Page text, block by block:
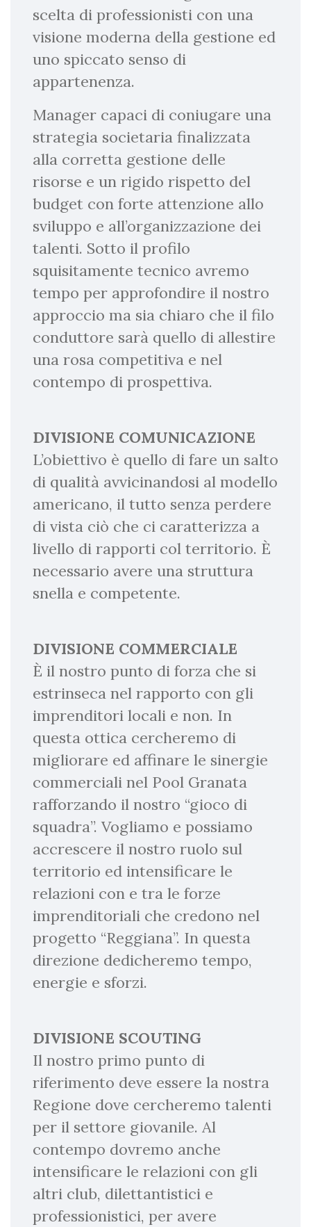
scelta di professionisti con una
visione moderna della gestione ed
uno spiccato senso di
appartenenza.
Manager capaci di coniugare una
strategia societaria finalizzata
alla corretta gestione delle
risorse e un rigido rispetto del
budget con forte attenzione allo
sviluppo e all’organizzazione dei
talenti. Sotto il profilo
squisitamente tecnico avremo
tempo per approfondire il nostro
approccio ma sia chiaro che il filo
conduttore sarà quello di allestire
una rosa competitiva e nel
contempo di prospettiva.
DIVISIONE COMUNICAZIONE
L’obiettivo è quello di fare un salto
di qualità avvicinandosi al modello
americano, il tutto senza perdere
di vista ciò che ci caratterizza a
livello di rapporti col territorio. È
necessario avere una struttura
snella e competente.
DIVISIONE COMMERCIALE
È il nostro punto di forza che si
estrinseca nel rapporto con gli
imprenditori locali e non. In
questa ottica cercheremo di
migliorare ed affinare le sinergie
commerciali nel Pool Granata
rafforzando il nostro “gioco di
squadra”. Vogliamo e possiamo
accrescere il nostro ruolo sul
territorio ed intensificare le
relazioni con e tra le forze
imprenditoriali che credono nel
progetto “Reggiana”. In questa
direzione dedicheremo tempo,
energie e sforzi.
DIVISIONE SCOUTING
Il nostro primo punto di
riferimento deve essere la nostra
Regione dove cercheremo talenti
per il settore giovanile. Al
contempo dovremo anche
intensificare le relazioni con gli
altri club, dilettantistici e
professionistici, per avere